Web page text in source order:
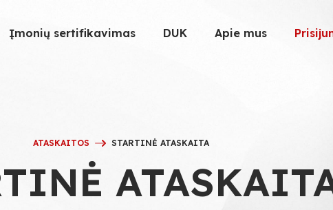
Įmonių sertifikavimas DUK Apie mus
ATASKAITOS STARTINĖ ATASKAITA